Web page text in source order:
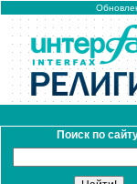
Поиск по